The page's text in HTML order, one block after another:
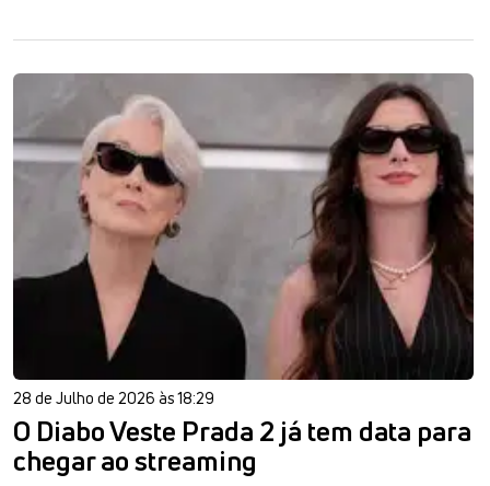
28 de Julho de 2026 às 18:29
O Diabo Veste Prada 2 já tem data para
chegar ao streaming